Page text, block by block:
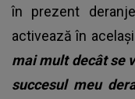
în prezent
activează în
mai mult decât se
succesul meu